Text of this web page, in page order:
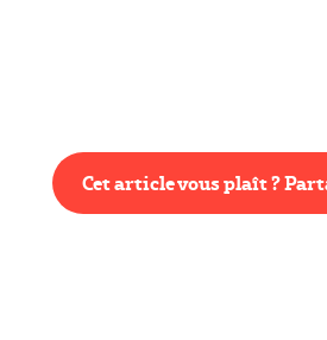
Cet article vous plaît ?